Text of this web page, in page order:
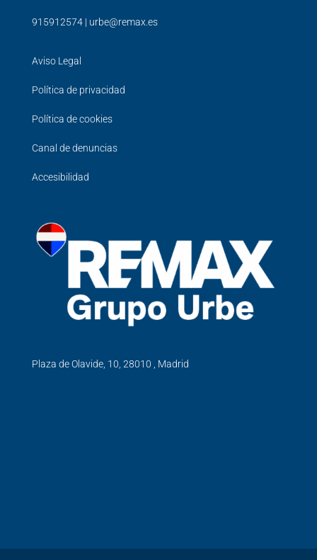
915912574 | urbe@remax.es
Aviso Legal
Política de privacidad
Política de cookies
Canal de denuncias
Accesibilidad
Plaza de Olavide, 10, 28010 , Madrid